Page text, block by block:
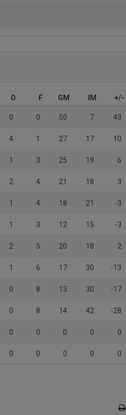
O F GM IM +/-
0 0 50 7 43
4 1 27 17 10
1 3 25 19 6
2 4 21 18 3
1 4 18 21 -3
1 3 12 15 -3
2 5 20 18 2
1 6 17 30 -13
0 8 13 30 -17
0 8 14 42 -28
0 0 0 0 0
0 0 0 0 0